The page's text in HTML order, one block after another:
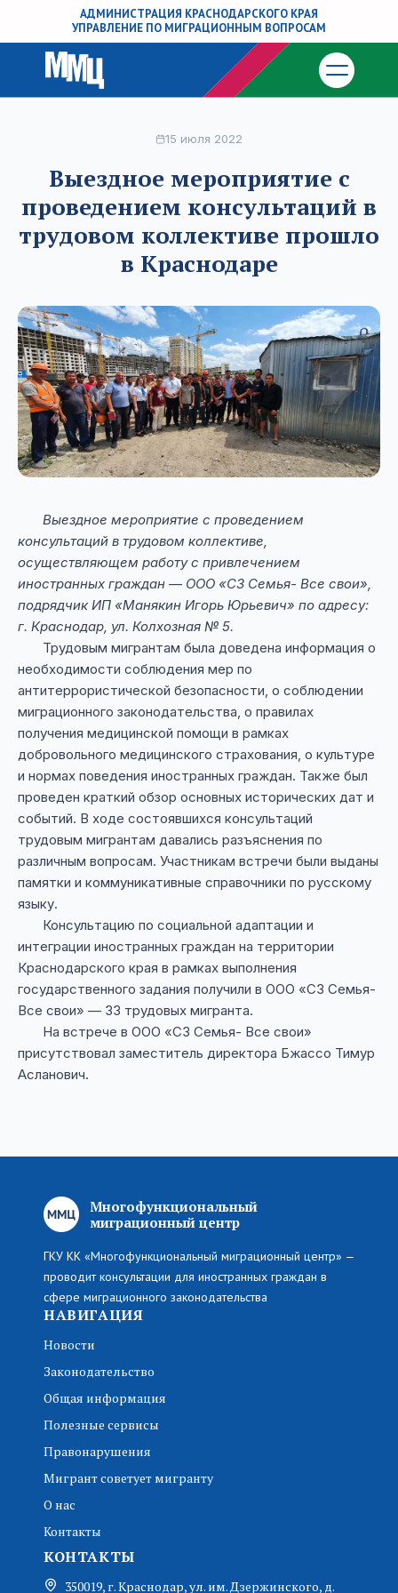
АДМИНИСТРАЦИЯ КРАСНОДАРСКОГО КРАЯ
УПРАВЛЕНИЕ ПО МИГРАЦИОННЫМ ВОПРОСАМ
15 июля 2022
Выездное мероприятие с
проведением консультаций в
трудовом коллективе прошло
в Краснодаре
Выездное мероприятие с проведением
консультаций в трудовом коллективе,
осуществляющем работу с привлечением
иностранных граждан — ООО «СЗ Семья- Все свои»,
подрядчик ИП «Манякин Игорь Юрьевич» по адресу:
г. Краснодар, ул. Колхозная № 5.
Трудовым мигрантам была доведена информация о
необходимости соблюдения мер по
антитеррористической безопасности, о соблюдении
миграционного законодательства, о правилах
получения медицинской помощи в рамках
добровольного медицинского страхования, о культуре
и нормах поведения иностранных граждан. Также был
проведен краткий обзор основных исторических дат и
событий. В ходе состоявшихся консультаций
трудовым мигрантам давались разъяснения по
различным вопросам. Участникам встречи были выданы
памятки и коммуникативные справочники по русскому
языку.
Консультацию по социальной адаптации и
интеграции иностранных граждан на территории
Краснодарского края в рамках выполнения
государственного задания получили в ООО «СЗ Семья-
Все свои» — 33 трудовых мигранта.
На встрече в ООО «СЗ Семья- Все свои»
присутствовал заместитель директора Бжассо Тимур
Асланович.
Многофункциональный
миграционный центр
ГКУ КК «Многофункциональный миграционный центр» —
проводит консультации для иностранных граждан в
сфере миграционного законодательства
НАВИГАЦИЯ
Новости
Законодательство
Общая информация
Полезные сервисы
Правонарушения
Мигрант советует мигранту
О нас
Контакты
КОНТАКТЫ
350019, г. Краснодар, ул. им. Дзержинского, д.